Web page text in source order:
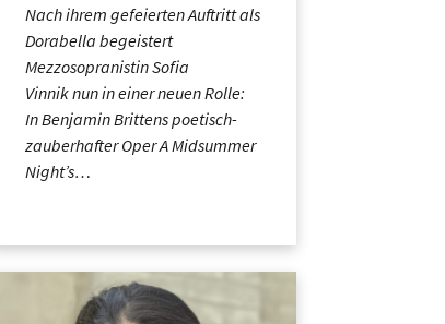
Nach ihrem gefeierten Auftritt als
Dorabella begeistert
Mezzosopranistin Sofia
Vinnik nun in einer neuen Rolle:
In Benjamin Brittens poetisch-
zauberhafter Oper A Midsummer
Night’s…